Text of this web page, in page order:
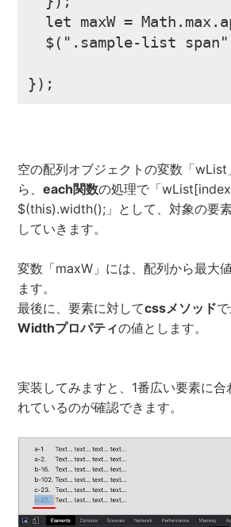
let maxW =
$(".sample-list
});
空の配列オブジェクトの変数「
ら、each関数の処理で「
$(this).width();」として、対象の要
していきます。
変数「maxW」には、配列から最大
ます。
最後に、要素に対してcssメソッド
Widthプロパティの値とします。
実装してみますと、1番広い要素に合
れているのが確認できます。